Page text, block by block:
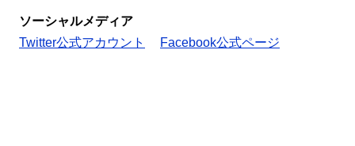
ソーシャルメディア
Twitter公式アカウント
Facebook公式ページ